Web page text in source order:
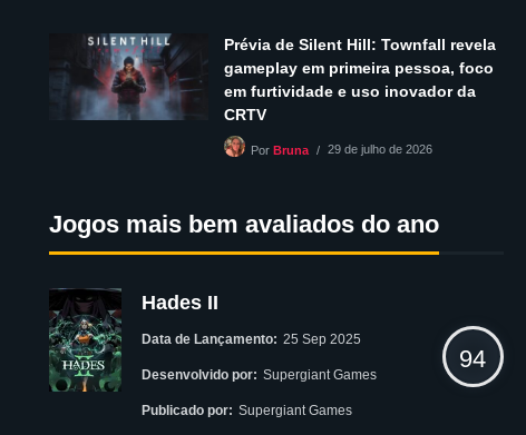
Prévia de Silent Hill: Townfall revela
gameplay em primeira pessoa, foco
em furtividade e uso inovador da
CRTV
PorBruna 29 de julho de 2026
Jogos mais bem avaliados do ano
Hades II
Data de Lançamento: 25 Sep 2025
Desenvolvido por: Supergiant Games
Publicado por: Supergiant Games
94